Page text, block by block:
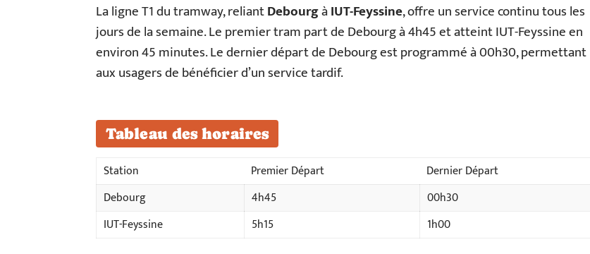
La ligne T1 du tramway, reliantDebourgàIUT-Feyssine, offre un service continu tous les
jours de la semaine. Le premier tram part de Debourg à 4h45 et atteint IUT-Feyssine en
environ 45 minutes. Le dernier départ de Debourg est programmé à 00h30, permettant
aux usagers de bénéficier d’un service tardif.
Tableau des horaires
Station Premier Départ
Dernier Départ
Debourg
4h45
00h30
IUT-Feyssine
5h15 1h00